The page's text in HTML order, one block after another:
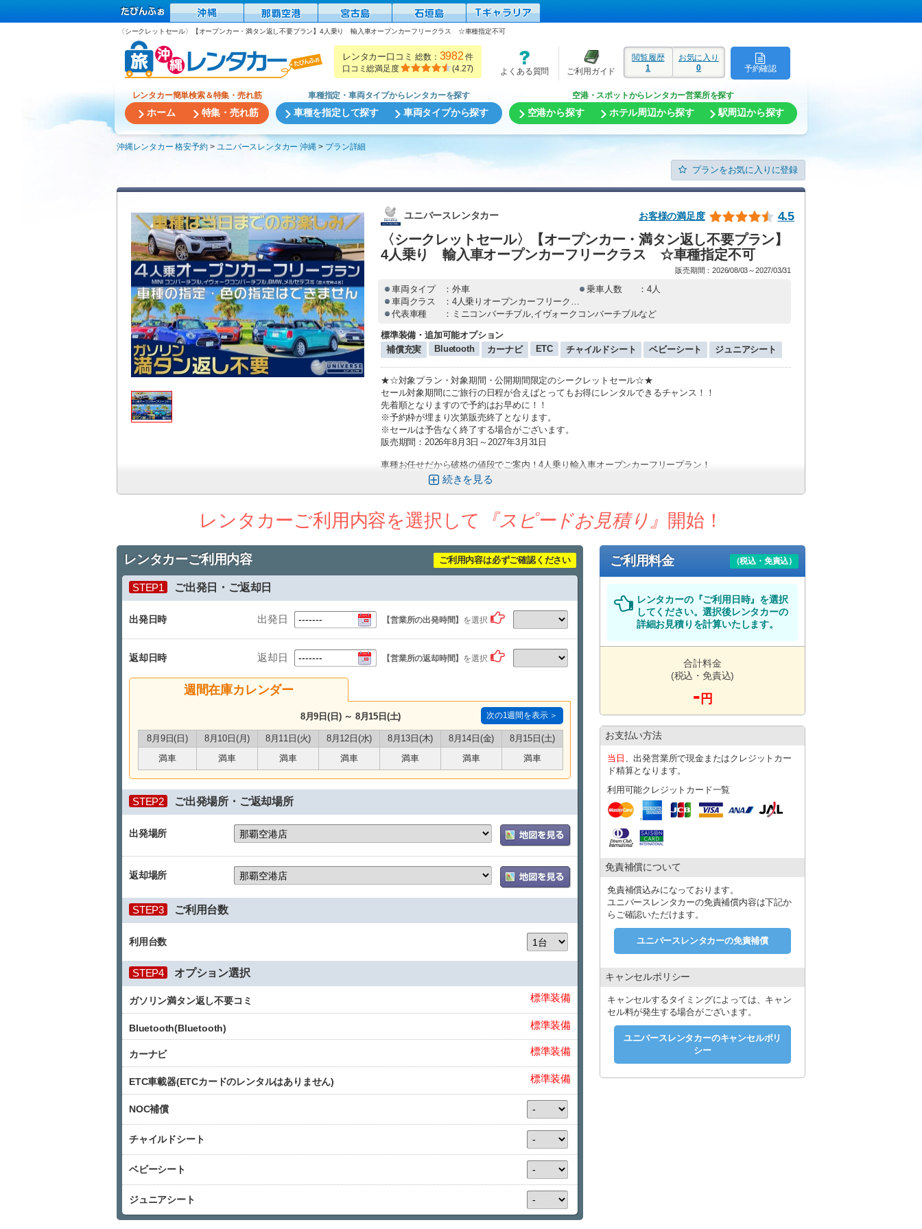
〈シークレットセール〉【オープンカー・満タン返し不要プラン】4人乗り 輸入車オープンカーフリークラス ☆車種指定不可
レンタカー口コミ 総数： 3982 件
口コミ総満足度
(4.27) 予約確認
閲覧履歴
1
お気に入り
0
よくある質問 ご利用ガイド
レンタカー簡単検索＆特集・売れ筋
ホーム 特集・売れ筋
車種指定・車両タイプからレンタカーを探す
車種を指定して探す 車両タイプから探す
空港・スポットからレンタカー営業所を探す
空港から探す ホテル周辺から探す 駅周辺から探す
沖縄レンタカー 格安予約 ユニバースレンタカー 沖縄 プラン詳細
プランをお気に入りに登録
お客様の満足度 4.5
ユニバースレンタカー
〈シークレットセール〉【オープンカー・満タン返し不要プラン】
4人乗り 輸入車オープンカーフリークラス ☆車種指定不可
販売期間：2026/08/03～2027/03/31
車両タイプ ：外車 乗車人数
：4人
車両クラス
：4人乗りオープンカーフリークラス
代表車種
：ミニコンバーチブル,イヴォークコンバーチブルなど
標準装備・追加可能オプション
補償充実
Bluetooth カーナビ ETC チャイルドシート ベビーシート ジュニアシート
★☆対象プラン・対象期間・公開期間限定のシークレットセール☆★
セール対象期間にご旅行の日程が合えばとってもお得にレンタルできるチャンス！！
先着順となりますので予約はお早めに！！
※予約枠が埋まり次第販売終了となります。
※セールは予告なく終了する場合がございます。
販売期間：2026年8月3日～2027年3月31日
車種お任せだから破格の値段でご案内！4人乗り輸入車オープンカーフリープラン！
※ 車種希望・指定不可 色希望・指定不可
☆ 車種指定よりお得にレンタル♪
☆ 開放的で沖縄の自然を満喫♪
☆ 人と違う車種に乗りたい方
☆ 今回の旅行の思い出を一生、大切に残したい方
どの車両でも輸入車オープンカーばかりのラインナップ☆
・BMWオープンカー
・ランドローバー イヴォークコンバーチブル
・ベンツオープンカー
車種をお任せ頂くことでお得な料金提供を実現しました！
※こちらのプランについては、色などご要望などもお伺いできませんのでご了承ください。
※ご指定の場合は、指定プランをご利用ください。
※オープンカーのトランク容量は限られております。
（機内持ち込みスーツケース2個程度）布製バックがおススメ。
ユニバースレンタカーの高品質な車・サービスでストレスフリーで快適な旅を♪
心のこもったおもてなしで、お客様をお迎え致します。
★ユニバースレンタカーをご利用のお客様への嬉しいサービス
那覇空港到着しましたら出口１番を出てタクシーで店舗までお越し下さい。
レンタカーご予約１台につきタクシー１台分返金（５名様以上の場合はジャンボタクシーをご利用くだ
※タクシー複数台でご来店の場合、２台目以降のタクシー代はご返金致しかねます。
※那覇空港にはジャンボタクシー乗り場がございます。当日ジャンボタクシーに空車がない場合は店舗
までご連絡ください。
お帰りの際は当店送迎車両にて送迎させていただいております。
お帰りの際の送迎は、18時半までのご返却で那覇空港もしくは赤嶺駅となります。
飛行機の２時間前を目安にご返却をお願いいたします。
※返却時間に他のお客様が複数いらっしゃる場合は多少待ち時間が発生する可能性がございます。
※送迎を希望されるお客様は18時半までにご返却ください。18時半以降に返却の場合は送迎不可となり
ます。
続きを
レンタカーご利用内容を選択して 『スピードお見積り』 開始！
レンタカーご利用内容 ご利用内容は必ずご確認ください
STEP1 ご出発日・ご返却日
出発日時 出発日 【営業所の出発時間】 を選択
返却日時 返却日 【営業所の返却時間】 を選択
週間在庫カレンダー
次の1週間を表示 ＞
8月9日(日) ～ 8月15日(土)
8月9日(日) 8月10日(月) 8月11日(火) 8月12日(水) 8月13日(木) 8月14日(金)
8月15日(土)
満車
満車 満車 満車 満車 満車 満車
STEP2 ご出発場所・ご返却場所
出発場所
返却場所
STEP3 ご利用台数
利用台数
STEP4 オプション選択
ガソリン満タン返し不要コミ 標準装備
Bluetooth(Bluetooth) 標準装備
カーナビ 標準装備
ETC車載器(ETCカードのレンタルはありません) 標準装備
NOC補償
チャイルドシート
ベビーシート
ジュニアシート
ご利用料金 （税込・免責込）
レンタカーの『ご利用日時』を選択
してください。選択後レンタカーの
詳細お見積りを計算いたします。
合計料金
(税込・免責込)
- 円
お支払い方法
当日 、出発営業所で現金またはクレジットカー
ド精算となります。
利用可能クレジットカード一覧
免責補償について
免責補償込みになっております。
ユニバースレンタカーの免責補償内容は下記か
らご確認いただけます。
ユニバースレンタカーの免責補償
キャンセルポリシー
キャンセルするタイミングによっては、キャン
セル料が発生する場合がございます。
ユニバースレンタカーのキャンセルポリ
シー